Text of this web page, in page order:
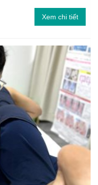
Xem chi tiết